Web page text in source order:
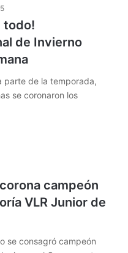
todo!
de Invierno
parte de la temporada,
se coronaron los
campeón
VLR Junior de
se consagró campeón